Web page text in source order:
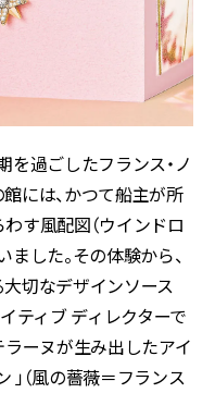
を過ごしたフランス・ノ
には、かつて船主が所
す風配図（ウインドロ
した。その体験から、
切なデザインソース
ティブ ディレクターで
ラーヌが生み出したアイ
」（風の薔薇＝フランス